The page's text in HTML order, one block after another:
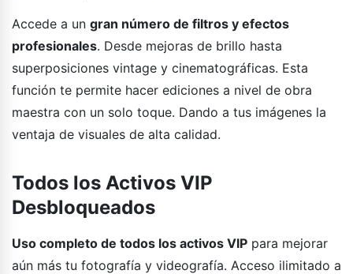
Accede a un gran número de filtros y efectos
profesionales. Desde mejoras de brillo hasta
superposiciones vintage y cinematográficas. Esta
función te permite hacer ediciones a nivel de obra
maestra con un solo toque. Dando a tus imágenes la
ventaja de visuales de alta calidad.
Todos los Activos VIP
Desbloqueados
Uso completo de todos los activos VIP para mejorar
aún más tu fotografía y videografía. Acceso ilimitado a